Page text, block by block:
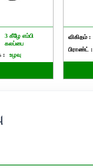
3 கீழே எம்பி
கலப்பை
: உழவு
விகிதம் :
பிராண்ட் :